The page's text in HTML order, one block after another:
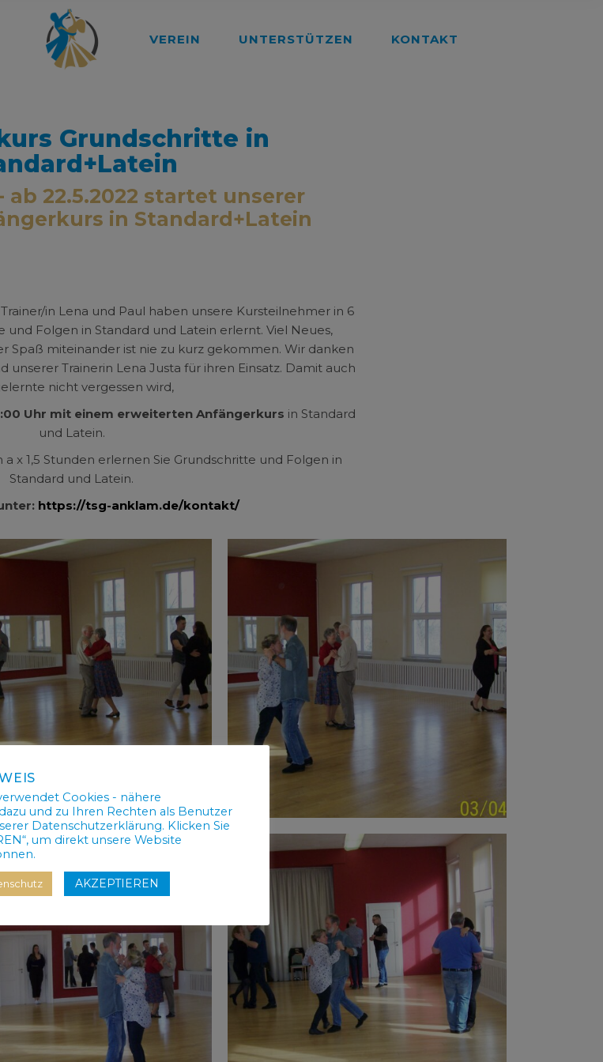
VEREIN UNTERSTÜTZEN KONTAKT
Grundschritte in
ab 22.5.2022 startet unserer
in Standard+Latein
in Lena und Paul haben unsere Kursteilnehmer in 6
und Folgen in Standard und Latein erlernt. Viel Neues,
Spaß miteinander ist nie zu kurz gekommen. Wir danken
unserer Trainerin Lena Justa für ihren Einsatz. Damit auch
nicht vergessen wird,
Uhr mit einem erweiterten Anfängerkurs in Standard
und Latein.
x 1,5 Stunden erlernen Sie Grundschritte und Folgen in
Standard und Latein.
https://tsg-anklam.de/kontakt/
Cookies - nähere
und zu Ihren Rechten als Benutzer
Datenschutzerklärung. Klicken Sie
um direkt unsere Website
AKZEPTIEREN